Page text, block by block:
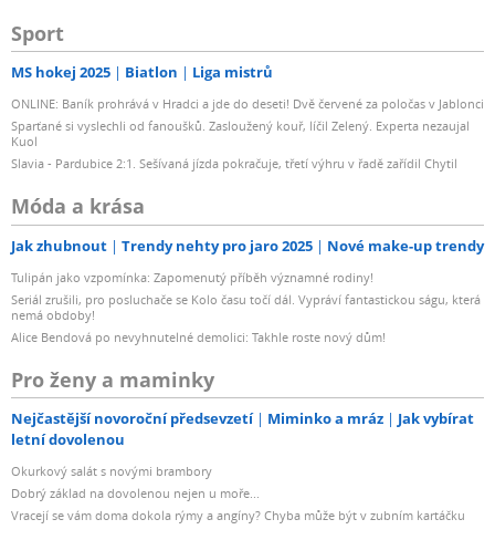
Sport
MS hokej 2025 Biatlon Liga mistrů
ONLINE: Baník prohrává v Hradci a jde do deseti! Dvě červené za poločas v Jablonci
Sparťané si vyslechli od fanoušků. Zasloužený kouř, líčil Zelený. Experta nezaujal
Kuol
Slavia - Pardubice 2:1. Sešívaná jízda pokračuje, třetí výhru v řadě zařídil Chytil
Móda a krása
Jak zhubnout Trendy nehty pro jaro 2025 Nové make-up trendy
Tulipán jako vzpomínka: Zapomenutý příběh významné rodiny!
Seriál zrušili, pro posluchače se Kolo času točí dál. Vypráví fantastickou ságu, která
nemá obdoby!
Alice Bendová po nevyhnutelné demolici: Takhle roste nový dům!
Pro ženy a maminky
Nejčastější novoroční předsevzetí Miminko a mráz
Jak vybírat
letní dovolenou
Okurkový salát s novými brambory
Dobrý základ na dovolenou nejen u moře...
Vracejí se vám doma dokola rýmy a angíny? Chyba může být v zubním kartáčku